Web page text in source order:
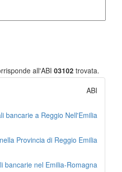
all'ABI 03102 trovata.
ABI
bancarie a Reggio Nell'Emilia
Provincia di Reggio Emilia
bancarie nel Emilia-Romagna